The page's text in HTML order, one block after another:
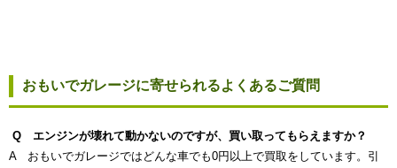
おもいでガレージに寄せられるよくあるご質問
Q エンジンが壊れて動かないのですが、買い取ってもらえますか？
A おもいでガレージではどんな車でも0円以上で買取をしています。引